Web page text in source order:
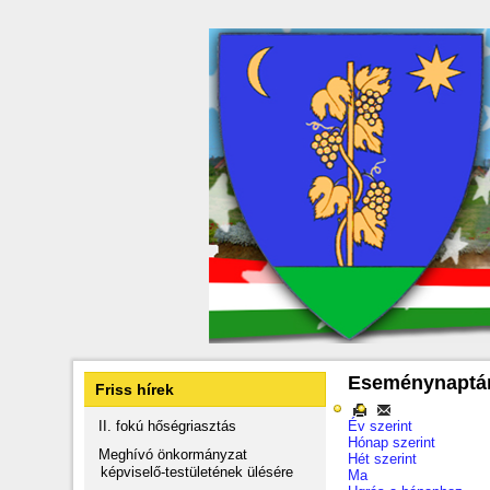
Friss hírek
II. fokú hőségriasztás
Meghívó önkormányzat
képviselő-testületének ülésére
Év szerint
Hónap szerint
Hét szerint
Ma